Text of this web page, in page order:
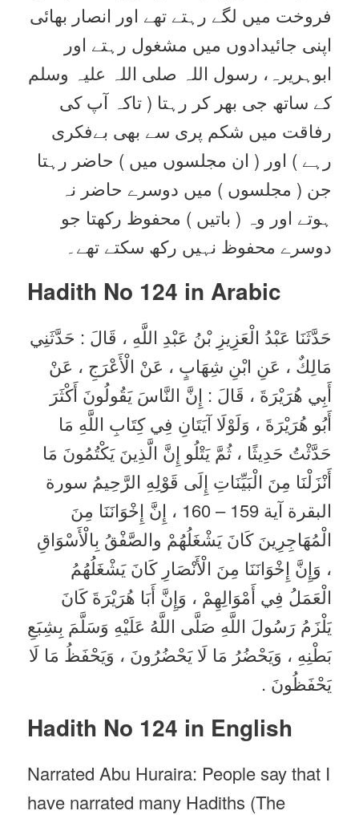
فروخت میں لگے رہتے تھے اور انصار بھائی
اپنی جائیدادوں میں مشغول رہتے اور
ابوہریرہ، رسول اللہ صلی اللہ علیہ وسلم
کے ساتھ جی بھر کر رہتا ( تاکہ آپ کی
رفاقت میں شکم پری سے بھی بےفکری
رہے ) اور ( ان مجلسوں میں ) حاضر رہتا
جن ( مجلسوں ) میں دوسرے حاضر نہ
ہوتے اور وہ ( باتیں ) محفوظ رکھتا جو
دوسرے محفوظ نہیں رکھ سکتے تھے۔
Hadith No 124 in Arabic
حَدَّثَنَا عَبْدُ الْعَزِيزِ بْنُ عَبْدِ اللَّهِ ، قَالَ : حَدَّثَنِي
مَالِكٌ ، عَنِ ابْنِ شِهَابٍ ، عَنْ الْأَعْرَجِ ، عَنْ
أَبِي هُرَيْرَةَ ، قَالَ : إِنَّ النَّاسَ يَقُولُونَ أَكْثَرَ
أَبُو هُرَيْرَةَ ، وَلَوْلَا آيَتَانِ فِي كِتَابِ اللَّهِ مَا
حَدَّثْتُ حَدِيثًا ، ثُمَّ يَتْلُو إِنَّ الَّذِينَ يَكْتُمُونَ مَا
أَنْزَلْنَا مِنَ الْبَيِّنَاتِ إِلَى قَوْلِهِ الرَّحِيمُ سورة
البقرة آية 159 – 160 ، إِنَّ إِخْوَانَنَا مِنَ
الْمُهَاجِرِينَ كَانَ يَشْغَلُهُمْ والصَّفْقُ بِالْأَسْوَاقِ
، وَإِنَّ إِخْوَانَنَا مِنَ الْأَنْصَارِ كَانَ يَشْغَلُهُمُ
الْعَمَلُ فِي أَمْوَالِهِمْ ، وَإِنَّ أَبَا هُرَيْرَةَ كَانَ
يَلْزَمُ رَسُولَ اللَّهِ صَلَّى اللَّهُ عَلَيْهِ وَسَلَّمَ بِشِبَعِ
بَطْنِهِ ، وَيَحْضُرُ مَا لَا يَحْضُرُونَ ، وَيَحْفَظُ مَا لَا
يَحْفَظُونَ .
Hadith No 124 in English
Narrated Abu Huraira: People say that I
have narrated many Hadiths (The